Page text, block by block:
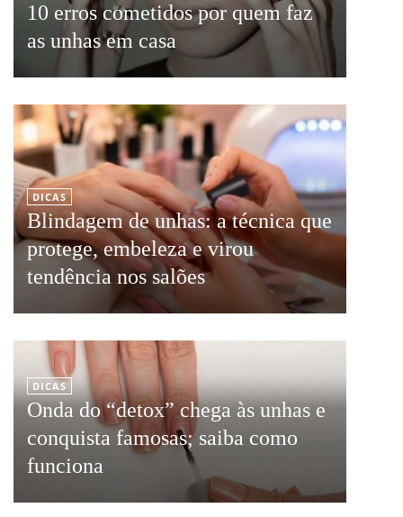
10 erros cometidos por quem faz
as unhas em casa
DICAS
Blindagem de unhas: a técnica que
protege, embeleza e virou
tendência nos salões
DICAS
Onda do “detox” chega às unhas e
conquista famosas; saiba como
funciona